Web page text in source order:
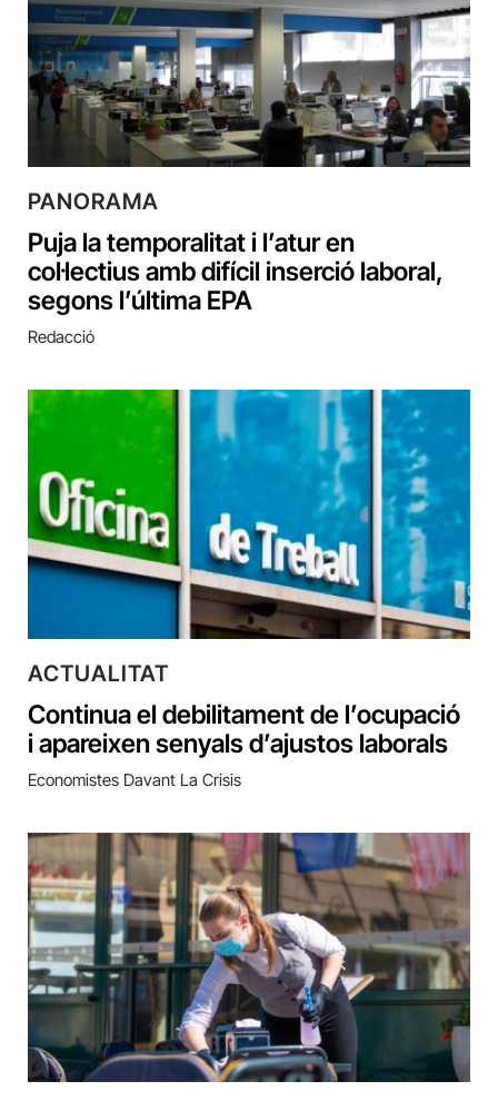
PANORAMA
Puja la temporalitat i l’atur en
col·lectius amb difícil inserció laboral,
segons l’última EPA
Redacció
ACTUALITAT
Continua el debilitament de l’ocupació
i apareixen senyals d’ajustos laborals
Economistes Davant La Crisis